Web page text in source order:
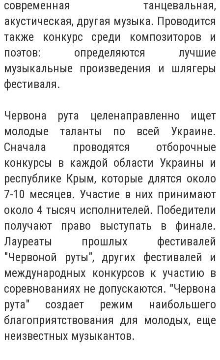
современная танцевальная,
акустическая, другая музыка. Проводится
также конкурс среди композиторов и
поэтов: определяются лучшие
музыкальные произведения и шлягеры
фестиваля.
Червона рута целенаправленно ищет
молодые таланты по всей Украине.
Сначала проводятся отборочные
конкурсы в каждой области Украины и
республике Крым, которые длятся около
7-10 месяцев. Участие в них принимают
около 4 тысяч исполнителей. Победители
получают право выступать в финале.
Лауреаты прошлых фестивалей
"Червоной руты", других фестивалей и
международных конкурсов к участию в
соревнованиях не допускаются. "Червона
рута" создает режим наибольшего
благоприятствования для молодых, еще
неизвестных музыкантов.